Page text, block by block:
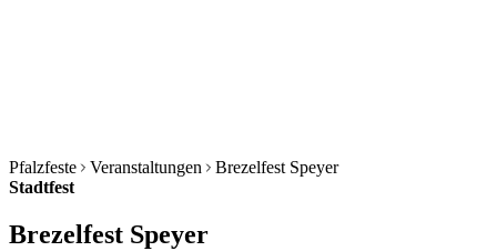
Pfalzfeste Veranstaltungen
Brezelfest Speyer
Stadtfest
Brezelfest Speyer